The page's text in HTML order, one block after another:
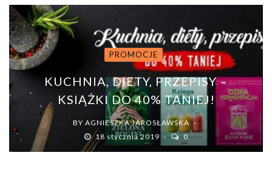
PROMOCJE
KUCHNIA, DIETY, PRZEPISY –
KSIĄŻKI DO 40% TANIEJ!
BY AGNIESZKA JAROSŁAWSKA
18 stycznia 2019
0